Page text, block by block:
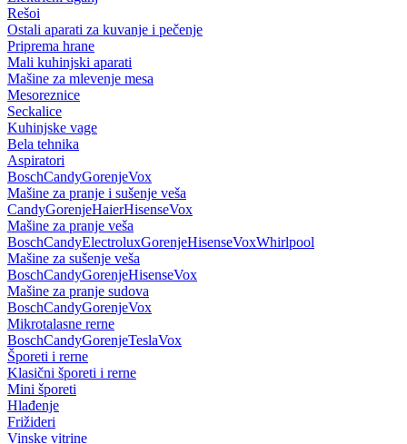
Rešoi
Ostali aparati za kuvanje i pečenje
Priprema hrane
Mali kuhinjski aparati
Mašine za mlevenje mesa
Mesoreznice
Seckalice
Kuhinjske vage
Bela tehnika
Aspiratori
BoschCandyGorenjeVox
Mašine za pranje i sušenje veša
CandyGorenjeHaierHisenseVox
Mašine za pranje veša
BoschCandyElectroluxGorenjeHisenseVoxWhirlpool
Mašine za sušenje veša
BoschCandyGorenjeHisenseVox
Mašine za pranje sudova
BoschCandyGorenjeVox
Mikrotalasne rerne
BoschCandyGorenjeTeslaVox
Šporeti i rerne
Klasični šporeti i rerne
Mini šporeti
Hlađenje
Frižideri
Vinske vitrine